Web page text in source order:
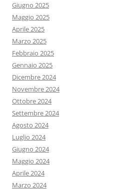
Giugno 2025
Maggio 2025
Aprile 2025
Marzo 2025
Febbraio 2025
Gennaio 2025
Dicembre 2024
Novembre 2024
Ottobre 2024
Settembre 2024
Agosto 2024
Luglio 2024
Giugno 2024
Maggio 2024
Aprile 2024
Marzo 2024